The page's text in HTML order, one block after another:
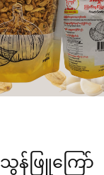
န်ဖြူကြော်